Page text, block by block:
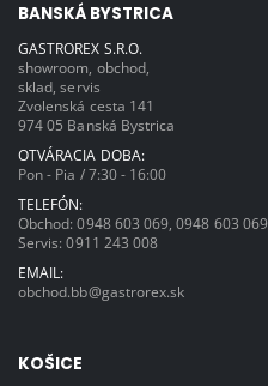
BANSKÁ BYSTRICA
GASTROREX S.R.O.
showroom, obchod,
sklad, servis
Zvolenská cesta 141
974 05 Banská Bystrica
OTVÁRACIA DOBA:
Pon - Pia / 7:30 - 16:00
TELEFÓN:
Obchod:0948 603 069 ,0948 603 069
Servis:0911 243 008
EMAIL:
obchod.bb@gastrorex.sk
KOŠICE